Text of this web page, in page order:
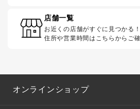
店舗一覧
お近くの店舗がすぐに見つかる！
住所や営業時間はこちらからご
オンラインショップ